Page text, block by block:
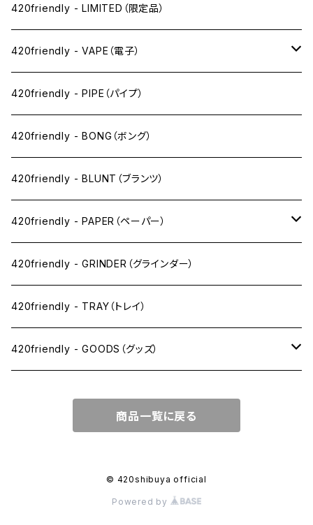
420friendly - LIMITED（限定品）
420friendly - VAPE（電子）
ペン下
ニコパフ系
ドライ系
ワックス系
420friendly - PIPE（パイプ）
420friendly - BONG（ボング）
420friendly - BLUNT（ブランツ）
420friendly - PAPER（ペーパー）
SW(シングルワイド）サイズ
1 1/4サイズ
キングサイズスリム
キングサイズワイド
420friendly - GRINDER（グラインダー）
420friendly - TRAY（トレイ）
420friendly - GOODS（グッズ）
JOINT（ジョイント系）
CLEANING（掃除・保管）
商品一覧に戻る
© 420shibuya official
Powered by